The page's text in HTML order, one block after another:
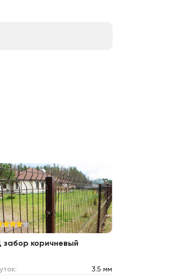
забор коричневый
3.5 мм